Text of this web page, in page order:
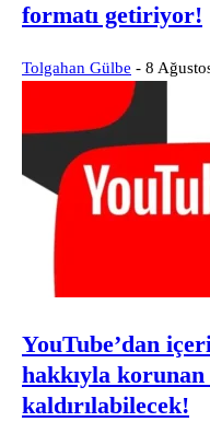
formatı getiriyor!
Tolgahan Gülbe - 8
YouTube’dan
hakkıyla
kaldırılabilecek!